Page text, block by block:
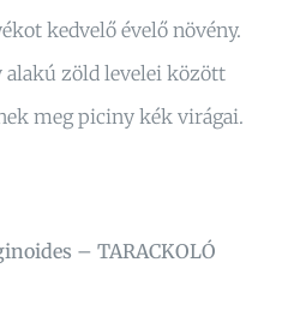
kedvelő évelő növény.
zöld levelei között
meg piciny kék virágai.
– TARACKOLÓ